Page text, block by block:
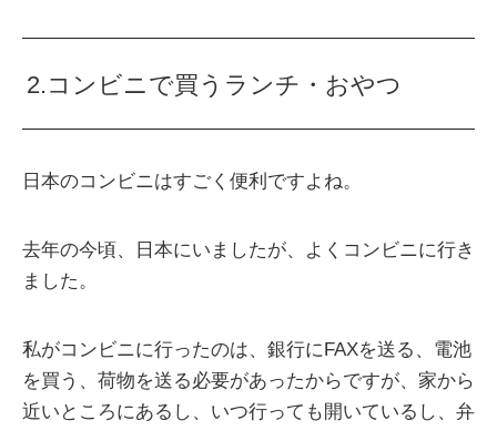
2.コンビニで買うランチ・おやつ
日本のコンビニはすごく便利ですよね。
去年の今頃、日本にいましたが、よくコンビニに行き
ました。
私がコンビニに行ったのは、銀行にFAXを送る、電池
を買う、荷物を送る必要があったからですが、家から
近いところにあるし、いつ行っても開いているし、弁